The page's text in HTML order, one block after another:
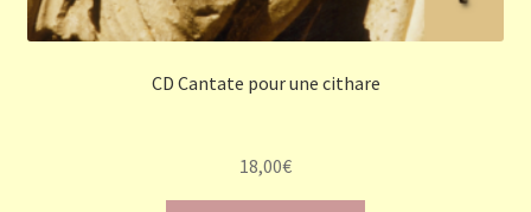
CD Cantate pour une cithare
18,00€